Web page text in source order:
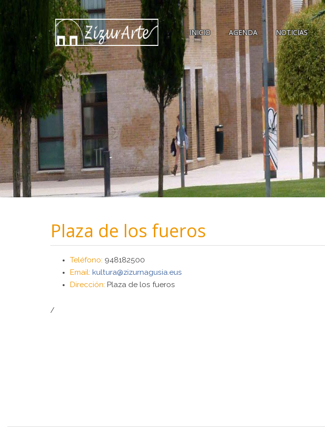
INICIO AGENDA NOTICIAS
Plaza de los fueros
Teléfono: 948182500
Email: kultura@zizurnagusia.eus
Dirección: Plaza de los fueros
/